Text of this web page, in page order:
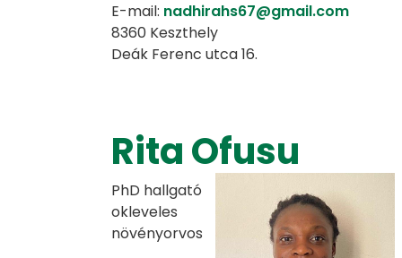
E-mail: nadhirahs67@gmail.com
8360 Keszthely
Deák Ferenc utca 16.
Rita Ofusu
PhD hallgató
okleveles
növényorvos